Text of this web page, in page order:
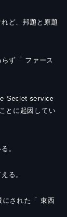
ど、邦題と原題
らず「 ファース
Seclet service
とに起因してい
。
る。
にされた「 東西